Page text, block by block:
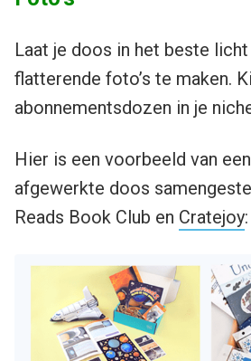
Laat je doos in het beste
flatterende foto’s te maken.
abonnementsdozen in je
Hier is een voorbeeld van
afgewerkte doos
Reads Book Club en Cratejoy: